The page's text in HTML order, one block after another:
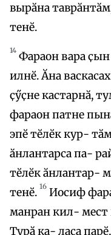
вырӑна
тенӗ.
14 Фараон вара
илнӗ. Ӑна
ҫӳҫне кастарнӑ,
фараон патне
эпӗ тӗлӗк кур-
ӑнлантарса па-
тӗлӗк ӑнлантар-
тенӗ. 16 Иосиф
манран кил- мест
Турӑ ка- ласа